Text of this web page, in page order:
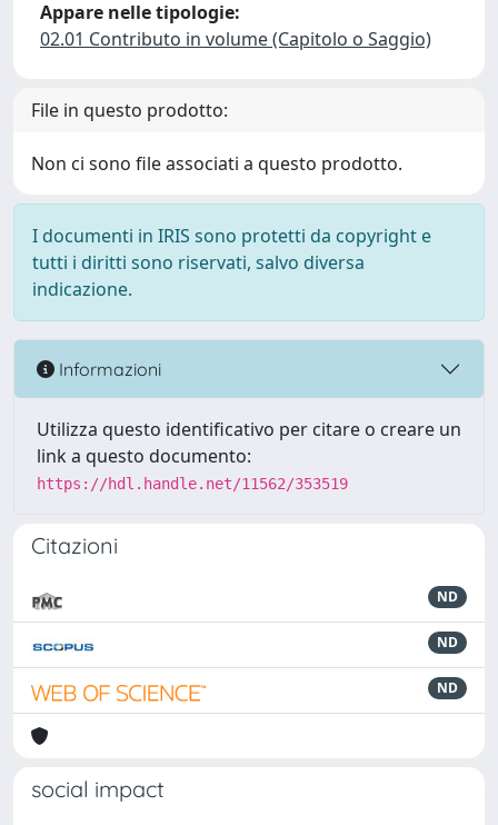
Appare nelle tipologie:
02.01 Contributo in volume (Capitolo o Saggio)
File in questo prodotto:
Non ci sono file associati a questo prodotto.
I documenti in IRIS sono protetti da copyright e
tutti i diritti sono riservati, salvo diversa
indicazione.
Informazioni
Utilizza questo identificativo per citare o creare un
link a questo documento:
https://hdl.handle.net/11562/353519
Citazioni
ND
ND
ND
social impact